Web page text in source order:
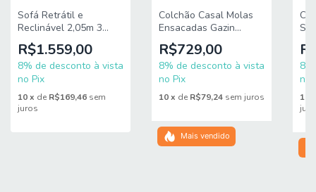
melhores produtos da
Mamflex e conta com uma logística
ágil e segura. Aproveite nossas ofertas e transforme sua
Aproveite agora!
Adicione o Conjunto de Sofá Leon ao
seu carrinho e desfrute de uma sala renovada com
Sofá Retrátil e
Reclinável 2,05m 3
Lugares Com Porta
Copos Entrada USB
Kansas Veludo Luizzi
R$1.559,00
8% de desconto à vista
no Pix
10x de R$169,46 sem
juros
Colchão Casal Molas
Ensacadas Gazin
Maximus
138x188x24cm
R$729,00
8% de desconto à vista
no Pix
10x de R$79,24 sem juros
Mais vendido
no
10